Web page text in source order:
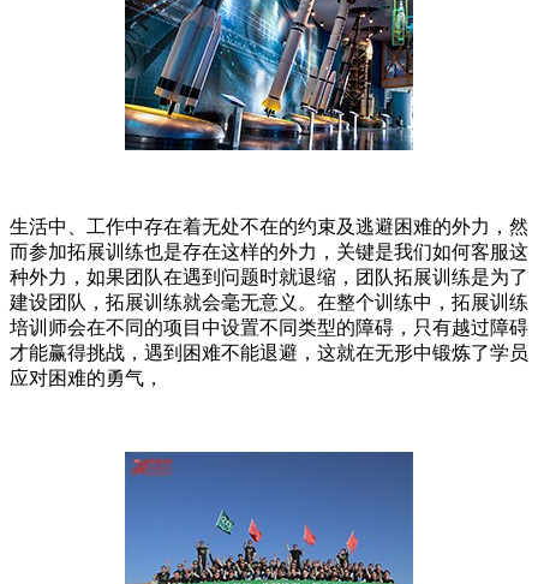
生活中、工作中存在着无处不在的约束及逃避困难的外力，然
而参加拓展训练也是存在这样的外力，关键是我们如何客服这
种外力，如果团队在遇到问题时就退缩，团队拓展训练是为了
建设团队，拓展训练就会毫无意义。在整个训练中，拓展训练
培训师会在不同的项目中设置不同类型的障碍，只有越过障碍
才能赢得挑战，遇到困难不能退避，这就在无形中锻炼了学员
应对困难的勇气，